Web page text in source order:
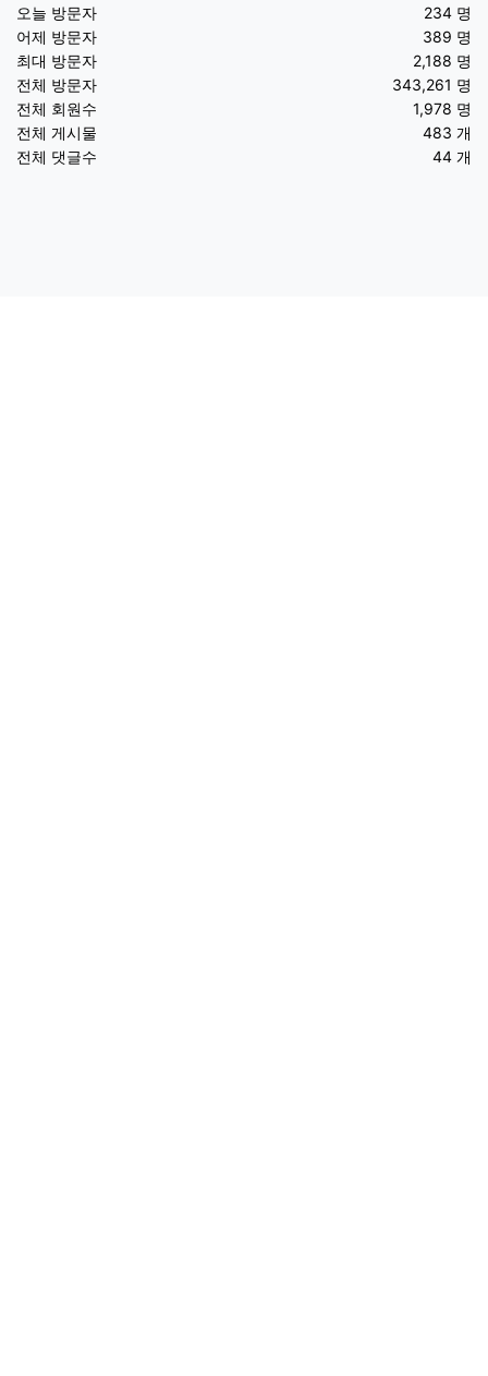
오늘 방문자
234 명
어제 방문자
389 명
최대 방문자
2,188 명
전체 방문자
343,261 명
전체 회원수
1,978 명
전체 게시물
483 개
전체 댓글수
44 개